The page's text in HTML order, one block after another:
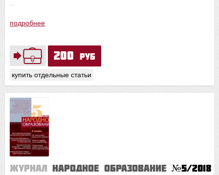
200 руб
купить отдельные статьи
подробнее
Журнал Народное образование №5/2018